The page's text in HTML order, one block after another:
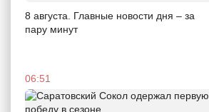
8 августа. Главные новости дня – за
пару минут
06:51